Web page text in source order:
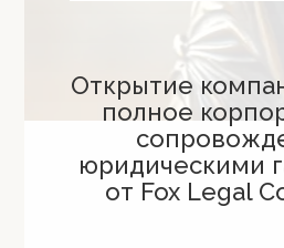
Открытие
полное
юридическими
от Fox Legal